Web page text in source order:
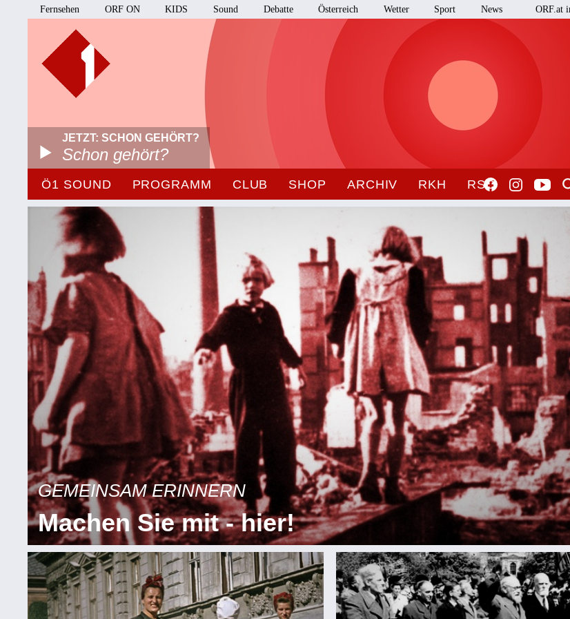
Fernsehen ORF ON KIDS Sound Debatte Österreich Wetter Sport News ORF.at
JETZT: SCHON GEHÖRT?
Schon gehört?
Ö1 SOUND PROGRAMM CLUB SHOP ARCHIV RKH RSO
GEMEINSAM ERINNERN
Machen Sie mit - hier!